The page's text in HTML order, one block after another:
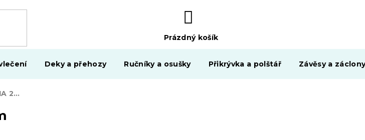
NÁKUPNÍ
KOŠÍK
Prázdný košík
Deky a přehozy Ručníky a osušky Přikrývka a polštář Závěsy a
Pěnová matrace ORRIA 25 cm 90 x 200 cm